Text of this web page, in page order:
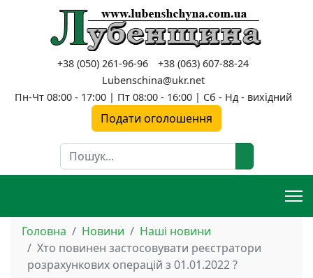
+38 (050) 261-96-96
+38 (063) 607-88-24
Lubenschina@ukr.net
Пн-Чт 08:00 - 17:00 | Пт 08:00 - 16:00 | Сб - Нд - вихідний
Подати оголошення
Пошук
Головна Новини
Наші новини
Хто повинен застосовувати реєстратори
розрахункових операцій з 01.01.2022 ?